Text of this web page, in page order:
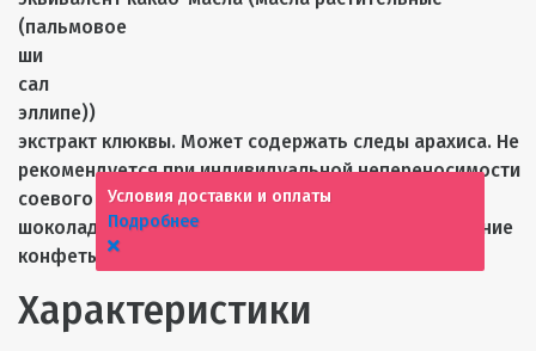
(пальмовое
ши
сал
эллипе))
экстракт клюквы. Может содержать следы арахиса. Не
рекомендуется при индивидуальной непереносимости
соевого лецитина. Использование натурального
шоколада может повлечь незначительное поседение
конфеты.
Характеристики
Условия доставки и оплаты
Подробнее